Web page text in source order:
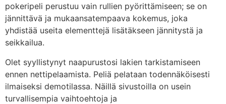
pokeripeli perustuu vain rullien pyörittämiseen; se on
jännittävä ja mukaansatempaava kokemus, joka
yhdistää useita elementtejä lisätäkseen jännitystä ja
seikkailua.
Olet syyllistynyt naapurustosi lakien tarkistamiseen
ennen nettipelaamista. Peliä pelataan todennäköisesti
ilmaiseksi demotilassa. Näillä sivustoilla on usein
turvallisempia vaihtoehtoja ja